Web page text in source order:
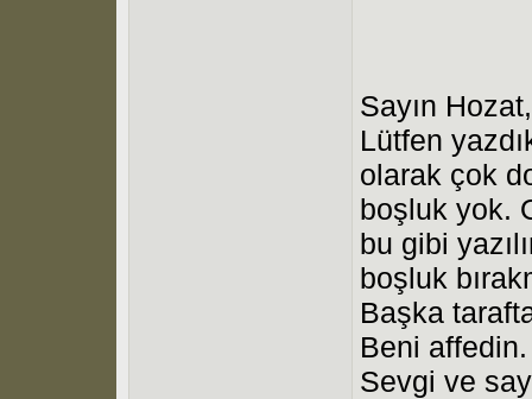
Sayın Hozat,
Lütfen
olarak çok
boşluk yok.
bu gibi
boşluk
Başka
Beni affedin.
Sevgi ve